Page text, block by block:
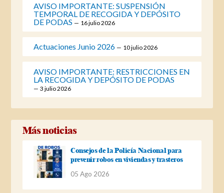
AVISO IMPORTANTE: SUSPENSIÓN
TEMPORAL DE RECOGIDA Y DEPÓSITO
DE PODAS
16 julio 2026
Actuaciones Junio 2026 10 julio 2026
AVISO IMPORTANTE: RESTRICCIONES EN
LA RECOGIDA Y DEPÓSITO DE PODAS
3 julio 2026
Más noticias
Consejos de la Policía Nacional para
prevenir robos en viviendas y trasteros
05 Ago 2026